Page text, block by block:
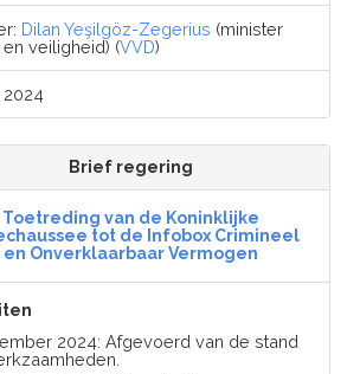
Dilan Yeşilgöz-Zegerius (minister
en veiligheid) (VVD)
2024
Brief regering
Toetreding van de Koninklijke
tot de Infobox Crimineel
en Onverklaarbaar Vermogen
2024: Afgevoerd van de stand